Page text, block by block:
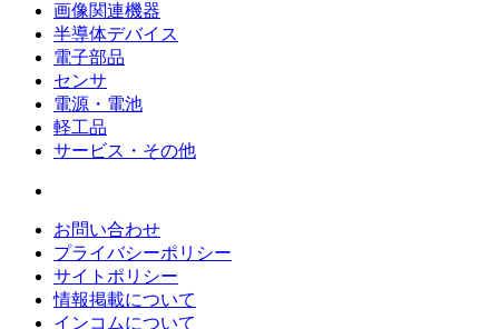
画像関連機器
半導体デバイス
電子部品
センサ
電源・電池
軽工品
サービス・その他
お問い合わせ
プライバシーポリシー
サイトポリシー
情報掲載について
インコムについて